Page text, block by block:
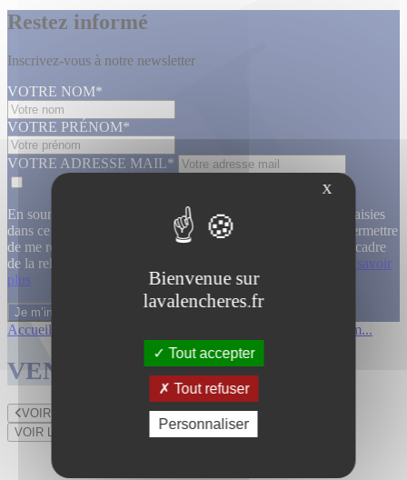
Restez informé
Inscrivez-vous à notre newsletter
VOTRE NOM*
VOTRE PRÉNOM*
VOTRE ADRESSE MAIL*
En soumettant ce formulaire, j’accepte que les informations saisies
dans ce formulaire soient utilisées, exploitées, traitées pour permettre
de me recontacter, pour m’envoyer des informations, dans le cadre
de la relation commerciale qui découle de cette demande.
En savoir
plus
Accueil Collection de m...
VENTES TERMINÉES
VOIR LE LOT PRÉCÉDENT
VOIR LE LOT SUIVANT
X
Bienvenue sur
lavalencheres.fr
Tout accepter
Tout refuser
Personnaliser